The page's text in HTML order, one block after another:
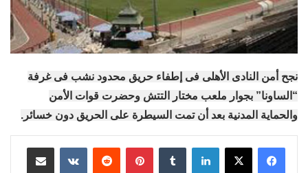
نجح أمن النادى الأهلى فى إطفاء حريق محدود نشب فى غرفة
“الساونا” بجوار ملعب مختار التتش وحضرت قوات الأمن
والحماية المدنية بعد أن تمت السيطرة على الحريق دون خسائر.
لينكدإن بينتيريست
مشاركة عبر البريد